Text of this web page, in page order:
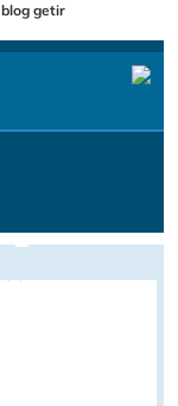
getir